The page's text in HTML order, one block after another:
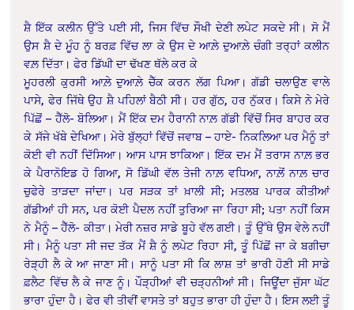
ਸ਼ੈ ਇੱਕ ਕਲੀਨ ਉੱਤੇ ਪਈ ਸੀ, ਜਿਸ ਵਿੱਚ ਸੌਖੀ ਦੇਣੀ ਲਪੇਟ ਸਕਦੇ ਸੀ। ਸੋ ਮੈਂ
ਉਸ ਸ਼ੈ ਦੇ ਮੂੰਹ ਨੂੰ ਬਰਫ਼ ਵਿੱਚ ਲਾ ਕੇ ਉਸ ਦੇ ਆਲ਼ੇ ਦੁਆਲ਼ੇ ਚੰਗੀ ਤਰ੍ਹਾਂ ਕਲੀਨ
ਵਲ਼ ਦਿੱਤਾ। ਫੇਰ ਡਿੱਘੀ ਦਾ ਢੱਖਣ ਥੱਲੇ ਕਰ ਕੇ
ਮੂਹਰਲੀ ਕੁਰਸੀ ਆਲ਼ੇ ਦੁਆਲ਼ੇ ਚੈੱਕ ਕਰਨ ਲੱਗ ਪਿਆ। ਗੱਡੀ ਚਲਾਉਣ ਵਾਲੇ
ਪਾਸੇ, ਫੇਰ ਜਿੱਥੇ ਉਹ ਸ਼ੈ ਪਹਿਲਾਂ ਬੈਠੀ ਸੀ। ਹਰ ਗੁੱਠ, ਹਰ ਨੁੱਕਰ। ਕਿਸੇ ਨੇ ਮੇਰੇ
ਪਿੱਛੋਂ – ਹੈੱਲੋ- ਬੋਲਿਆ। ਮੈਂ ਇੱਕ ਦਮ ਹੈਰਾਨੀ ਨਾਲ਼ ਗੱਡੀ ਵਿੱਚੋਂ ਸਿਰ ਬਾਹਰ ਕਰ
ਕੇ ਸੱਜੇ ਖੱਬੇ ਦੇਖਿਆ। ਮੇਰੇ ਬੁੱਲ੍ਹਾਂ ਵਿੱਚੋਂ ਜਵਾਬ – ਹਾਏ- ਨਿਕਲਿਆ ਪਰ ਮੈਨੂੰ ਤਾਂ
ਕੋਈ ਵੀ ਨਹੀਂ ਦਿੱਸਿਆ। ਆਸ ਪਾਸ ਝਾਕਿਆ। ਇੱਕ ਦਮ ਮੈਂ ਤਰਾਸ ਨਾਲ਼ ਭਰ
ਕੇ ਪੈਰਾਨੋਇਡ ਹੋ ਗਿਆ, ਸੋ ਡਿੱਘੀ ਵੱਲ ਤੇਜੀ ਨਾਲ਼ ਵਧਿਆ, ਨਾਲ਼ੋਂ ਨਾਲ਼ ਚਾਰ
ਚੁਫੇਰੇ ਤਾੜਦਾ ਜਾਂਦਾ। ਪਰ ਸੜਕ ਤਾਂ ਖ਼ਾਲੀ ਸੀ; ਮਤਲਬ ਪਾਰਕ ਕੀਤੀਆਂ
ਗੱਡੀਆਂ ਹੀ ਸਨ, ਪਰ ਕੋਈ ਪੈਦਲ ਨਹੀਂ ਤੁਰਿਆ ਜਾ ਰਿਹਾ ਸੀ; ਪਤਾ ਨਹੀਂ ਕਿਸ
ਨੇ ਮੈਨੂੰ – ਹੈੱਲੋ- ਕੀਤਾ। ਮੇਰੀ ਨਜ਼ਰ ਸਾਡੇ ਬੂਹੇ ਵੱਲ ਗਈ। ਤੂੰ ਉੱਥੇ ਉਸ ਵੇਲੇ ਨਹੀਂ
ਸੀ। ਮੈਨੂੰ ਪਤਾ ਸੀ ਜਦ ਤੱਕ ਮੈਂ ਸ਼ੈ ਨੂੰ ਲਪੇਟ ਰਿਹਾ ਸੀ, ਤੂੰ ਪਿੱਛੋਂ ਜਾ ਕੇ ਬਗੀਚਾ
ਰੇੜ੍ਹੀ ਲੈ ਕੇ ਆ ਜਾਣਾ ਸੀ। ਸਾਨੂੰ ਪਤਾ ਸੀ ਕਿ ਲਾਸ਼ ਤਾਂ ਭਾਰੀ ਹੋਣੀ ਸੀ ਸਾਡੇ
ਫ਼ਲੈਟ ਵਿੱਚ ਲੈ ਕੇ ਜਾਣ ਨੂੰ। ਪੌੜ੍ਹੀਆਂ ਵੀ ਚੜ੍ਹਨੀਆਂ ਸੀ। ਜਿਊਂਦਾ ਜੁੱਸਾ ਘੱਟ
ਭਾਰਾ ਹੁੰਦਾ ਹੈ। ਫੇਰ ਵੀ ਤੀਵੀਂ ਵਾਸਤੇ ਤਾਂ ਬਹੁਤ ਭਾਰਾ ਹੀ ਹੁੰਦਾ ਹੈ। ਇਸ ਲਈ ਤੂੰ